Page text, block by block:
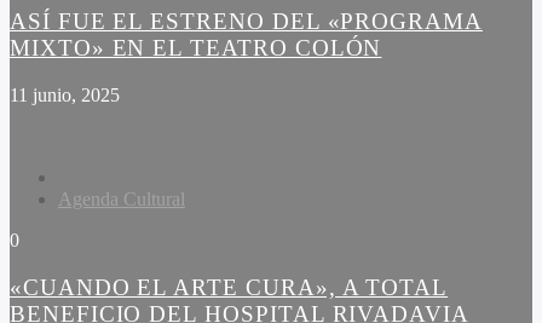
ASÍ FUE EL ESTRENO DEL «PROGRAMA
MIXTO» EN EL TEATRO COLÓN
11 junio, 2025
Agenda Cultural
0
«CUANDO EL ARTE CURA», A TOTAL
BENEFICIO DEL HOSPITAL RIVADAVIA